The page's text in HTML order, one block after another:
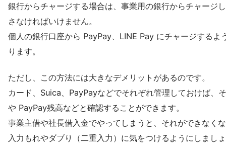
銀行からチャージする場合は、事業用の銀行からチャージ
さなければいけません。
個人の銀行口座から PayPay、LINE Pay にチャージするよ
ります。
ただし、この方法には大きなデメリットがあるのです。
カード、Suica、PayPayなどでそれぞれ管理しておけば、
や PayPay残高などと確認することができます。
事業主借や社長借入金でやってしまうと、それができなく
入力もれやダブり（二重入力）に気をつけるようにしまし